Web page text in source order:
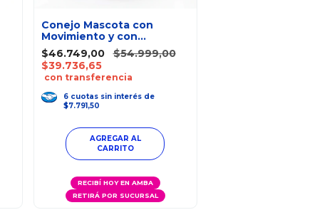
Conejo Mascota con
Movimiento y con
Cochecito de Paseo WoW
$46.749,00
$54.999,00
$39.736,65
con transferencia
6 cuotas sin interés de
$7.791,50
RECIBÍ HOY EN AMBA
RETIRÁ POR SUCURSAL